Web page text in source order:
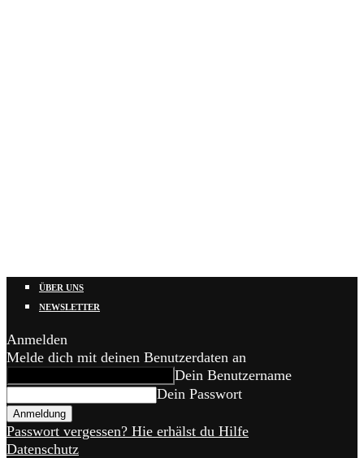
ÜBER UNS
NEWSLETTER
Anmelden
Melde dich mit deinen Benutzerdaten an
Dein Benutzername
Dein Passwort
Passwort vergessen? Hie erhälst du Hilfe
Datenschutz